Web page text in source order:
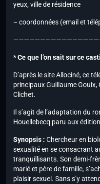
yeux, ville de résidence
– coordonnées (email et
* Ce que l’on sait sur ce
D’après le site Allociné, ce
principaux Guillaume
Clichet.
Il s’agit de l’adaptation du
Houellebecq paru aux
Synopsis : Chercheur en
sexualité en se consacrant
tranquillisants. Son demi-
marié et père de famille,
plaisir sexuel. Sans s’y